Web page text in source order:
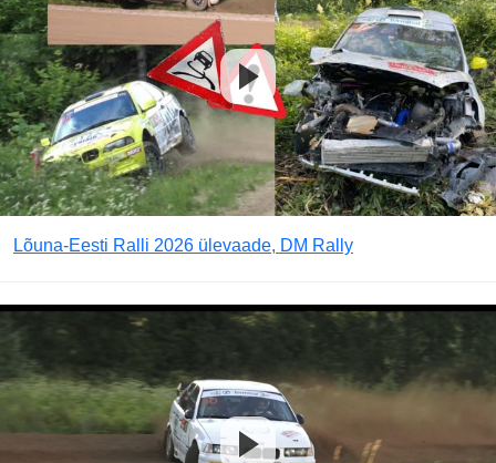
Lõuna-Eesti Ralli 2026 ülevaade, DM Rally